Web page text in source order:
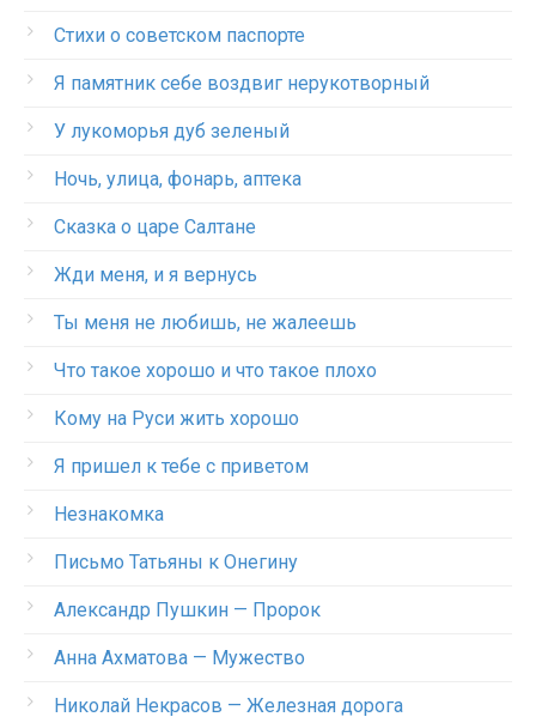
Стихи о советском паспорте
Я памятник себе воздвиг нерукотворный
У лукоморья дуб зеленый
Ночь, улица, фонарь, аптека
Сказка о царе Салтане
Жди меня, и я вернусь
Ты меня не любишь, не жалеешь
Что такое хорошо и что такое плохо
Кому на Руси жить хорошо
Я пришел к тебе с приветом
Незнакомка
Письмо Татьяны к Онегину
Александр Пушкин — Пророк
Анна Ахматова — Мужество
Николай Некрасов — Железная дорога